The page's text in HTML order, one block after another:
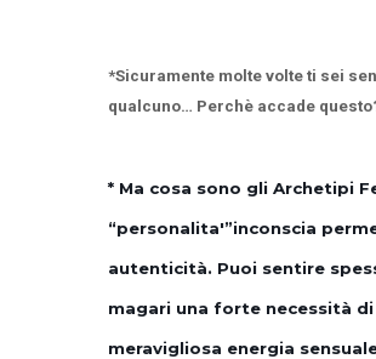
*Sicuramente molte volte ti sei
qualcuno… Perchè accade
* Ma cosa sono gli Archetipi
“personalita'”inconscia
autenticità. Puoi sentire
magari una forte necessità
meravigliosa energia